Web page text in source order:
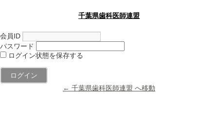
千葉県歯科医師連盟
会員ID
パスワード
ログイン状態を保存する
← 千葉県歯科医師連盟 へ移動